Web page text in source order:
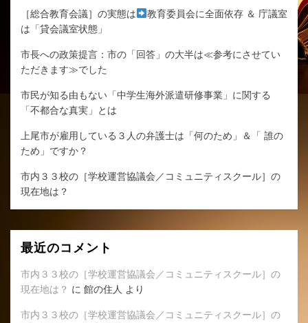
［総合教育会議］の実態は
教育委員会に全面依存 ＆ 庁議室
は「貸会議室状態」
市長への政策提言：市の「回答」の大半は≪参考にさせてい
ただきます≫でした
市民が知る由もない「中学生海外派遣研修事業」に関する
「不都合な真実」とは
上尾市が雇用している３人の弁護士は「何のため」＆「 誰の
ため」ですか？
市内３３校の［学校運営協議会／コミュニティスクール］の
現在地は？
最近のコメント
市内３３校の［学校運営協議会／コミュニティスクール］の
現在地は？ に 館の住人 より
市内３３校の［学校運営協議会／コミュニティスクール］の